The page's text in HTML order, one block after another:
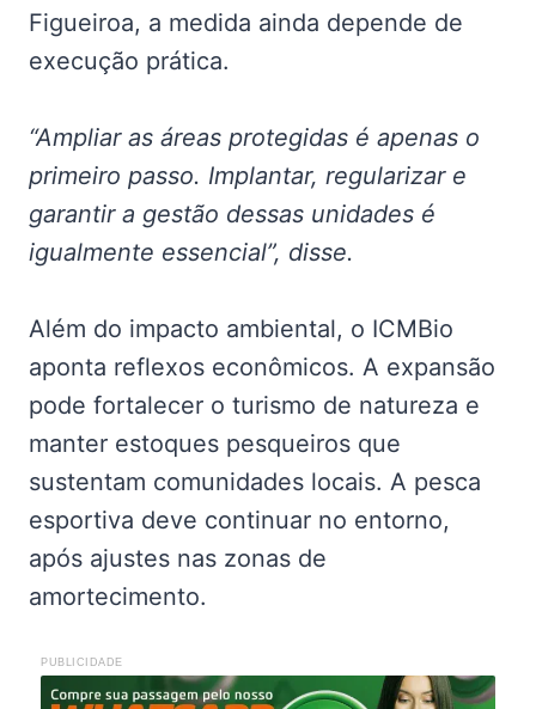
Figueiroa, a medida ainda depende de
execução prática.
“Ampliar as áreas protegidas é apenas o
primeiro passo. Implantar, regularizar e
garantir a gestão dessas unidades é
igualmente essencial”, disse.
Além do impacto ambiental, o ICMBio
aponta reflexos econômicos. A expansão
pode fortalecer o turismo de natureza e
manter estoques pesqueiros que
sustentam comunidades locais. A pesca
esportiva deve continuar no entorno,
após ajustes nas zonas de
amortecimento.
PUBLICIDADE